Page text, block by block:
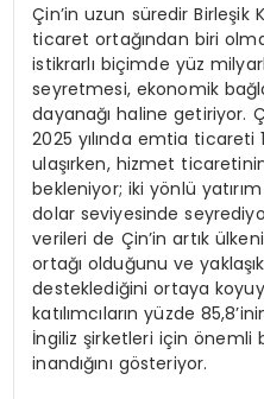
Çin’in uzun süredir Birleşik
ticaret ortağından biri
istikrarlı biçimde yüz
seyretmesi, ekonomik
dayanağı haline getiriyor.
2025 yılında emtia ticareti
ulaşırken, hizmet
bekleniyor; iki yönlü
dolar seviyesinde
verileri de Çin’in artık
ortağı olduğunu ve
desteklediğini ortaya
katılımcıların yüzde
İngiliz şirketleri için önemli
inandığını gösteriyor.